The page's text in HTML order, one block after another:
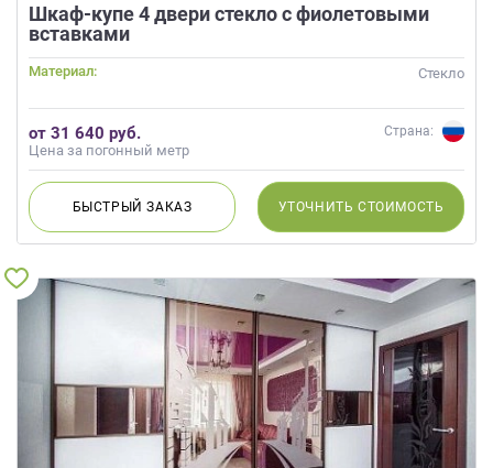
Шкаф-купе 4 двери стекло с фиолетовыми
вставками
Материал: Стекло
от 31 640 руб.
Цена за погонный метр
Страна:
БЫСТРЫЙЗАКАЗ УТОЧНИТЬ СТОИМОСТЬ